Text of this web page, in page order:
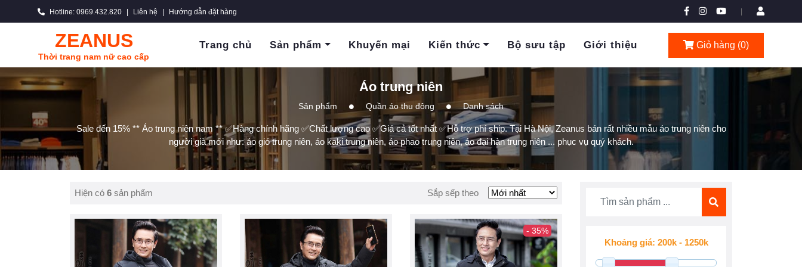
Hotline: 0969.432.820 Liên hệ Hướng dẫn đặt hàng
ZEANUS
Thời trang nam nữ cao cấp
Trang chủ Sản phẩm Khuyến mại Kiến thức Bộ sưu tập Giới thiệu Giỏ hàng (0)
Áo trung niên
Sản phẩm Quần áo thu đông Danh sách
Sale đến 15% ** Áo trung niên nam ** ✅Hàng chính hãng ✅Chất lượng cao ✅Giá cả tốt nhất ✅Hỗ trợ phí ship. Tại Hà Nội, Zeanus bán rất nhiều mẫu áo trung niên cho
người già mới như: áo gió trung niên, áo kaki trung niên, áo phao trung niên, áo đại hàn trung niên ... phục vụ quý khách.
Hiện có 6 sản phẩm Sắp sếp theo
- 35%